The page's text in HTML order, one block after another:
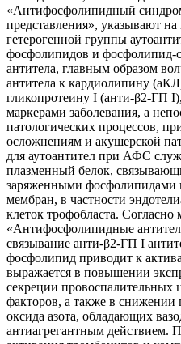
«Антифосфолипидный
представления», указывают
гетерогенной группы
фосфолипидов и фосфолипид-
антитела, главным образом
антитела к кардиолипину
гликопротеину I (анти-β2-ГП
маркерами заболевания, а
патологических процессов,
осложнениям и акушерской
для аутоантител при АФС
плазменный белок,
заряженными фосфолипидами
мембран, в частности
клеток трофобласта.
«Антифосфолипидные
связывание анти-β2-ГП I
фосфолипид приводит к
выражается в повышении
секреции провоспалительных
факторов, а также в
оксида азота, обладающих
антиагрегантным действием.